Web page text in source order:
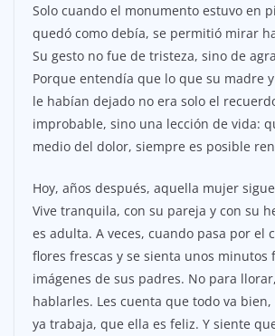
Solo cuando el monumento estuvo en
quedó como debía, se permitió mirar
Su gesto no fue de tristeza, sino de
Porque entendía que lo que su madre
le habían dejado no era solo el
improbable, sino una lección de vida:
medio del dolor, siempre es posible
Hoy, años después, aquella mujer
Vive tranquila, con su pareja y con su
es adulta. A veces, cuando pasa por el
flores frescas y se sienta unos minutos
imágenes de sus padres. No para
hablarles. Les cuenta que todo va
ya trabaja, que ella es feliz. Y siente